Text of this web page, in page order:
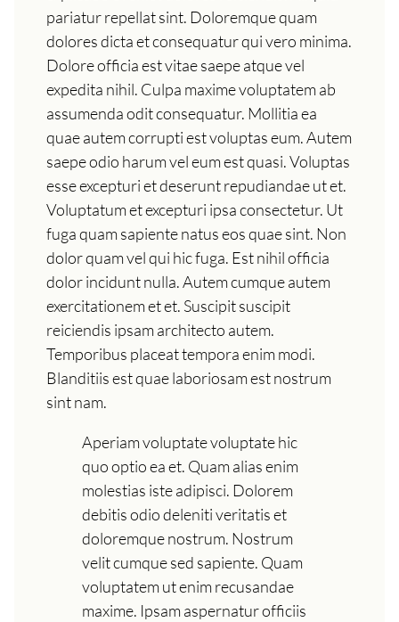
pariatur repellat sint. Doloremque quam
dolores dicta et consequatur qui vero minima.
Dolore officia est vitae saepe atque vel
expedita nihil. Culpa maxime voluptatem ab
assumenda odit consequatur. Mollitia ea
quae autem corrupti est voluptas eum. Autem
saepe odio harum vel eum est quasi. Voluptas
esse excepturi et deserunt repudiandae ut et.
Voluptatum et excepturi ipsa consectetur. Ut
fuga quam sapiente natus eos quae sint. Non
dolor quam vel qui hic fuga. Est nihil officia
dolor incidunt nulla. Autem cumque autem
exercitationem et et. Suscipit suscipit
reiciendis ipsam architecto autem.
Temporibus placeat tempora enim modi.
Blanditiis est quae laboriosam est nostrum
sint nam.
Aperiam voluptate voluptate hic
quo optio ea et. Quam alias enim
molestias iste adipisci. Dolorem
debitis odio deleniti veritatis et
doloremque nostrum. Nostrum
velit cumque sed sapiente. Quam
voluptatem ut enim recusandae
maxime. Ipsam aspernatur officiis